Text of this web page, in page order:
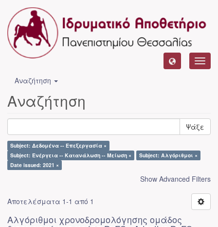
Αναζήτηση
Αναζήτηση
Ψάξε
Subject: Δεδομένα -- Επεξεργασία ×
Subject: Ενέργεια -- Κατανάλωση -- Μείωση ×
Subject: Αλγόριθμοι ×
Date issued: 2021 ×
Show Advanced Filters
Αποτελέσματα 1-1 από 1
Αλγόριθμοι χρονοδρομολόγησης ομάδος